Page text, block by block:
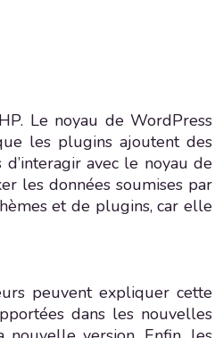
Le noyau de WordPress
les plugins ajoutent des
avec le noyau de
les données soumises par
et de plugins, car elle
peuvent expliquer cette
dans les nouvelles